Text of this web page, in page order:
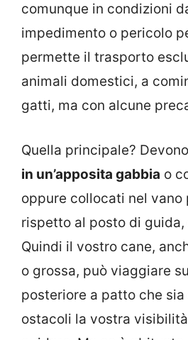
comunque in condizioni
impedimento o pericolo
permette il trasporto
animali domestici, a
gatti, ma con alcune
Quella principale?
in un’apposita gabbia o
oppure collocati nel vano
rispetto al posto di
Quindi il vostro cane,
o grossa, può viaggiare
posteriore a patto che sia
ostacoli la vostra